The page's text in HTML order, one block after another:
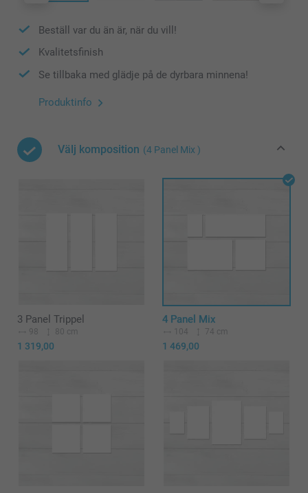
Beställ var du än är, när du vill!
Kvalitetsfinish
Se tillbaka med glädje på de dyrbara minnena!
Produktinfo
Välj komposition (4 Panel Mix )
3 Panel Trippel
98 80 cm
1 319,00
4 Panel Mix
104 74 cm
1 469,00